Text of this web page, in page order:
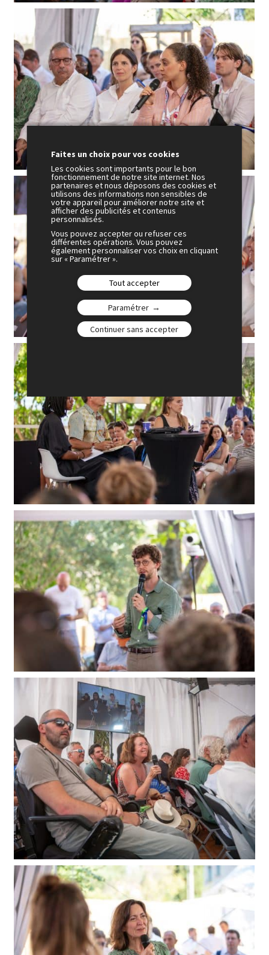
Faites un choix pour vos cookies
Les cookies sont importants pour le bon
fonctionnement de notre site internet. Nos
partenaires et nous déposons des cookies et
utilisons des informations non sensibles de
votre appareil pour améliorer notre site et
afficher des publicités et contenus
personnalisés.
Vous pouvez accepter ou refuser ces
différentes opérations. Vous pouvez
également personnaliser vos choix en cliquant
sur « Paramétrer ».
Tout accepter
Paramétrer
Continuer sans accepter